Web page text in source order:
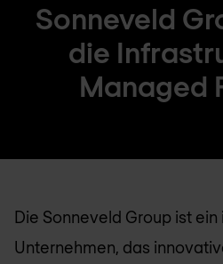
Sonneveld
die
Managed
Die Sonneveld Group ist
Unternehmen, das